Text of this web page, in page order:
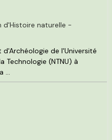
d'Histoire naturelle -
de l'Université
Technologie (NTNU) à
...